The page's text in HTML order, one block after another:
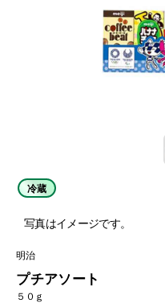
冷蔵
写真はイメージです。
明治
プチアソート
５０ｇ